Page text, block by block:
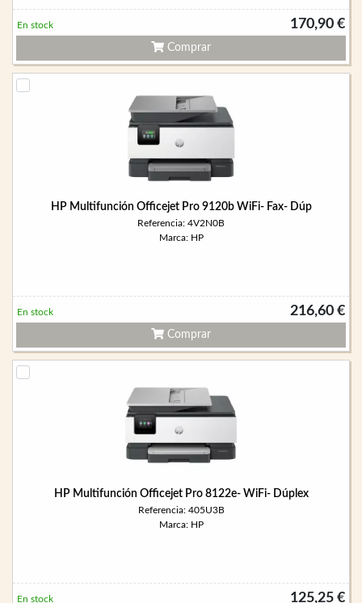
170,90 €
En stock
Comprar
HP Multifunción Officejet Pro 9120b WiFi- Fax- Dúp
Referencia: 4V2N0B
Marca: HP
216,60 €
En stock
Comprar
HP Multifunción Officejet Pro 8122e- WiFi- Dúplex
Referencia: 405U3B
Marca: HP
125,25 €
En stock